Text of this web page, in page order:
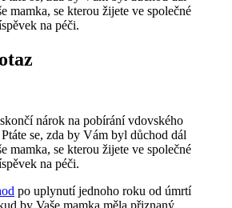
mamka, se kterou žijete ve společné
na péči.
nárok na pobírání vdovského
se, zda by Vám byl důchod dál
mamka, se kterou žijete ve společné
na péči.
po uplynutí jednoho roku od úmrtí
by Vaše mamka měla přiznaný